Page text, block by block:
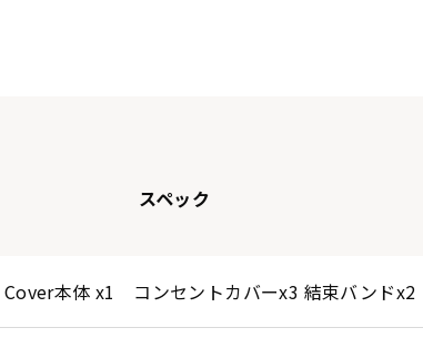
スペック
本体 x1 コンセントカバーx3 結束バンドx2